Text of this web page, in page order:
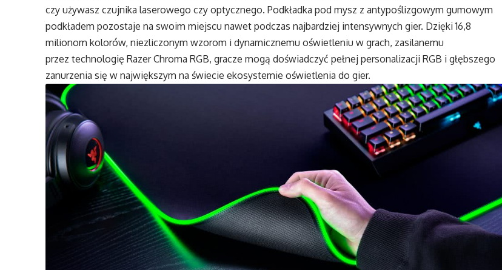
czy używasz czujnika laserowego czy optycznego. Podkładka pod mysz z antypoślizgowym gumowym
podkładem pozostaje na swoim miejscu nawet podczas najbardziej intensywnych gier. Dzięki 16,8
milionom kolorów, niezliczonym wzorom i dynamicznemu oświetleniu w grach, zasilanemu
przez technologię Razer Chroma RGB, gracze mogą doświadczyć pełnej personalizacji RGB i głębszego
zanurzenia się w największym na świecie ekosystemie oświetlenia do gier.